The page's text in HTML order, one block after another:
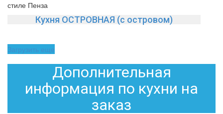
Кухня ОСТРОВНАЯ (с островом)
Загрузить еще
Дополнительная
информация по кухни на
заказ